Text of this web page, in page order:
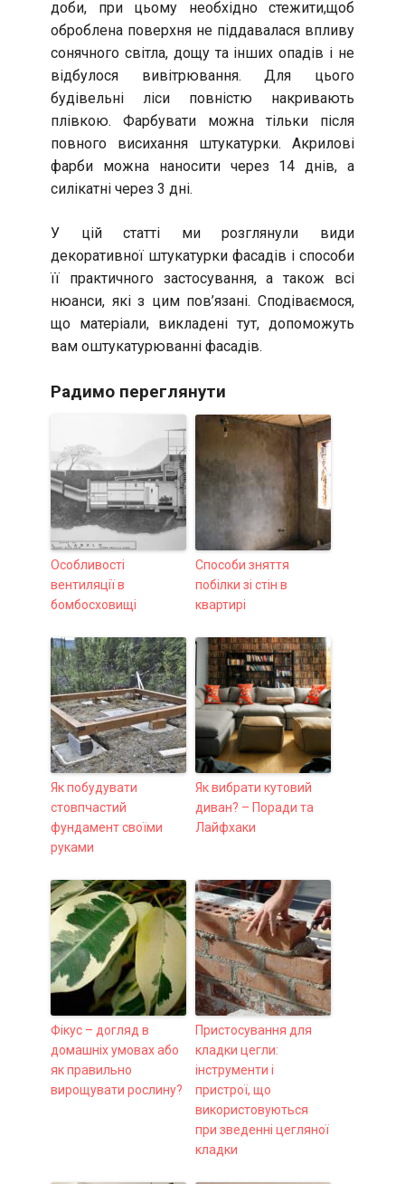
доби, при цьому необхідно стежити,щоб
оброблена поверхня не піддавалася впливу
сонячного світла, дощу та інших опадів і не
відбулося вивітрювання. Для цього
будівельні ліси повністю накривають
плівкою. Фарбувати можна тільки після
повного висихання штукатурки. Акрилові
фарби можна наносити через 14 днів, а
силікатні через 3 дні.
У цій статті ми розглянули види
декоративної штукатурки фасадів і способи
її практичного застосування, а також всі
нюанси, які з цим пов’язані. Сподіваємося,
що матеріали, викладені тут, допоможуть
вам оштукатурюванні фасадів.
Радимо переглянути
Особливості
вентиляції в
бомбосховищі
Способи зняття
побілки зі стін в
квартирі
Як побудувати
стовпчастий
фундамент своїми
руками
Як вибрати кутовий
диван? – Поради та
Лайфхаки
Фікус – догляд в
домашніх умовах або
як правильно
вирощувати рослину?
Пристосування для
кладки цегли:
інструменти і
пристрої, що
використовуються
при зведенні цегляної
кладки